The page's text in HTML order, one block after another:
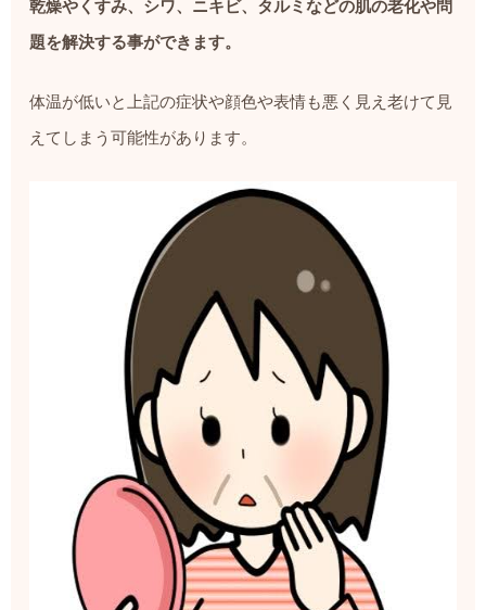
乾燥やくすみ、シワ、ニキビ、タルミなどの肌の老化や問
題を解決する事ができます。
体温が低いと上記の症状や顔色や表情も悪く見え老けて見
えてしまう可能性があります。